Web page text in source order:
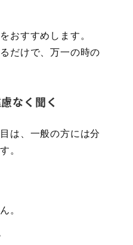
おすすめします。
だけで、万一の時の
なく聞く
は、一般の方には分
。
。